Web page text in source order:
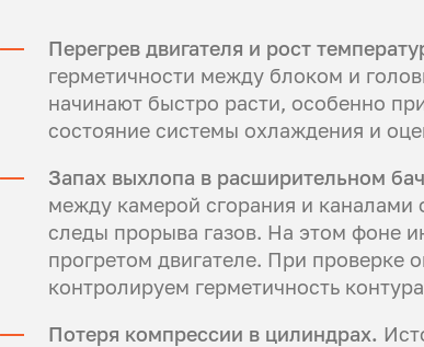
Перегрев двигателя и рост
герметичности между блоком и
начинают быстро расти, особенно
состояние системы охлаждения и
Запах выхлопа в расширительном
между камерой сгорания и каналами
следы прорыва газов. На этом фоне
прогретом двигателе. При проверке
контролируем герметичность
Потеря компрессии в цилиндрах.